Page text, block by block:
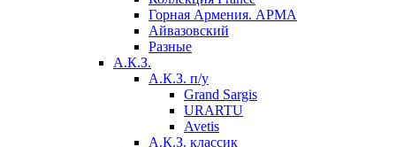
Горная Армения. АРМА
Айвазовский
Разные
А.К.З.
А.К.З. п/у
Grand Sargis
URARTU
Avetis
А.К.З. классик